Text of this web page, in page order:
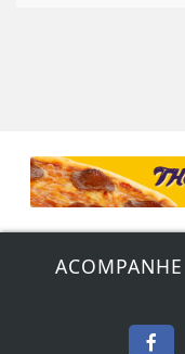
ACOMPANHE